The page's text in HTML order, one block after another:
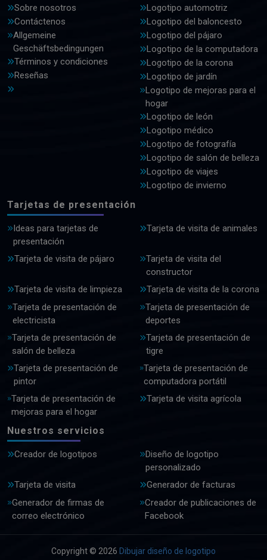
Sobre nosotros
Contáctenos
Allgemeine
Geschäftsbedingungen
Términos y condiciones
Reseñas
Logotipo automotriz
Logotipo del baloncesto
Logotipo del pájaro
Logotipo de la computadora
Logotipo de la corona
Logotipo de jardín
Logotipo de mejoras para el
hogar
Logotipo de león
Logotipo médico
Logotipo de fotografía
Logotipo de salón de belleza
Logotipo de viajes
Logotipo de invierno
Tarjetas de presentación
Ideas para tarjetas de
presentación
Tarjeta de visita de animales
Tarjeta de visita de pájaro
Tarjeta de visita del
constructor
Tarjeta de visita de limpieza
Tarjeta de visita de la corona
Tarjeta de presentación de
electricista
Tarjeta de presentación de
deportes
Tarjeta de presentación de
salón de belleza
Tarjeta de presentación de
tigre
Tarjeta de presentación de
pintor
Tarjeta de presentación de
computadora portátil
Tarjeta de presentación de
mejoras para el hogar
Tarjeta de visita agrícola
Nuestros servicios
Creador de logotipos
Diseño de logotipo
personalizado
Tarjeta de visita
Generador de facturas
Generador de firmas de
correo electrónico
Creador de publicaciones de
Facebook
Copyright © 2026 Dibujar diseño de logotipo